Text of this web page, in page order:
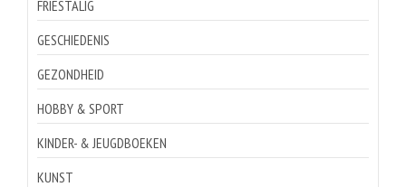
FRIESTALIG
GESCHIEDENIS
GEZONDHEID
HOBBY & SPORT
KINDER- & JEUGDBOEKEN
KUNST